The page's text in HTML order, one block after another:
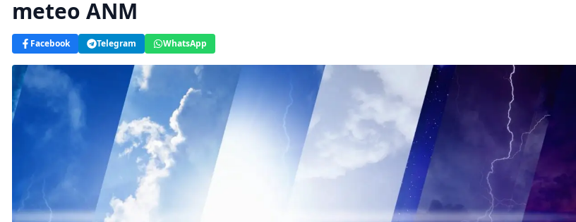
meteo ANM
Facebook Telegram WhatsApp